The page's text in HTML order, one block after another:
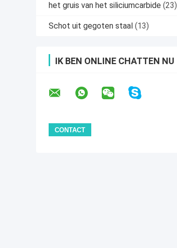
het gruis van het siliciumcarbide (23)
Schot uit gegoten staal (13)
IK BEN ONLINE CHATTEN NU